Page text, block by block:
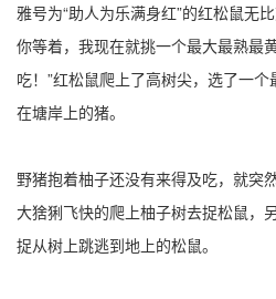
雅号为“助人为乐满身红”的红松鼠无
你等着，我现在就挑一个最大最熟最
吃！”红松鼠爬上了高树尖，选了一
在塘岸上的猪。
野猪抱着柚子还没有来得及吃，就突
大猞猁飞快的爬上柚子树去捉松鼠，
捉从树上跳逃到地上的松鼠。